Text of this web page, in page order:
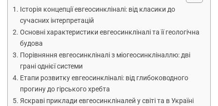
Історія концепції евгеосинкліналі: від класики до
сучасних інтерпретацій
Основні характеристики евгеосинкліналі та її геологічна
будова
Порівняння евгеосинкліналі з міогеосинкліналлю: дві
грані однієї системи
Етапи розвитку евгеосинкліналі: від глибоководного
прогину до гірського хребта
Яскраві приклади евгеосинкліналей у світі та в Україні